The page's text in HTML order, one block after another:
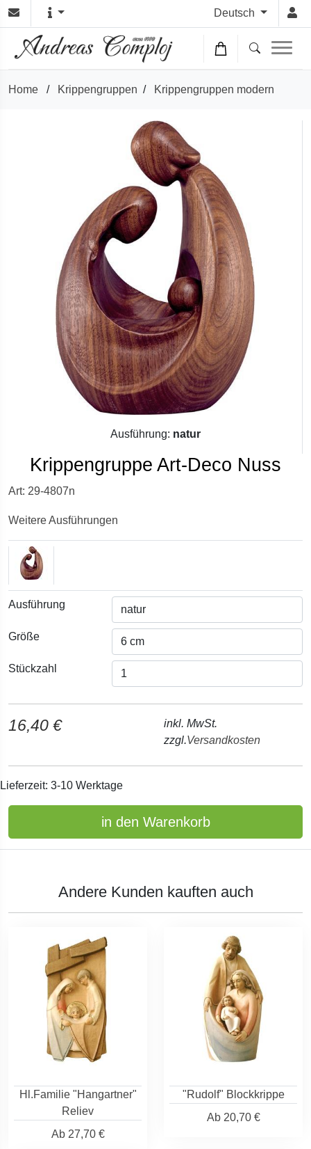
Deutsch
Home / Krippengruppen / Krippengruppen modern
Ausführung: natur
Krippengruppe Art-Deco Nuss
Art: 29-4807n
Weitere Ausführungen
Ausführung
Größe
Stückzahl
16,40 €
inkl. MwSt.
zzgl.Versandkosten
Lieferzeit: 3-10 Werktage
in den Warenkorb
Andere Kunden kauften auch
Hl.Familie "Hangartner"
Reliev
Ab27,70 €
"Rudolf" Blockkrippe
Ab20,70 €